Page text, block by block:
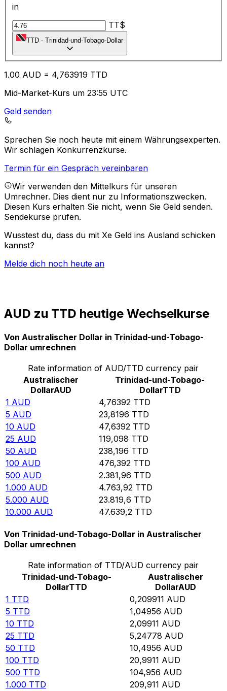
in
TT$
TTD - Trinidad-und-Tobago-Dollar
1.00 AUD = 4,763919 TTD
Mid-Market-Kurs um 23:55 UTC
Geld senden
Sprechen Sie noch heute mit einem Währungsexperten.
Wir schlagen Konkurrenzkurse.
Termin für ein Gespräch vereinbaren
Wir verwenden den Mittelkurs für unseren
Umrechner. Dies dient nur zu Informationszwecken.
Diesen Kurs erhalten Sie nicht, wenn Sie Geld senden.
Sendekurse prüfen.
Wusstest du, dass du mit Xe Geld ins Ausland schicken
kannst?
Melde dich noch heute an
AUD zu TTD heutige Wechselkurse
Von Australischer Dollar in Trinidad-und-Tobago-
Dollar umrechnen
Rate information of AUD/TTD currency pair
Australischer
DollarAUD
Trinidad-und-Tobago-
DollarTTD
1 AUD 4,76392 TTD
5 AUD 23,8196 TTD
10 AUD 47,6392 TTD
25 AUD 119,098 TTD
50 AUD 238,196 TTD
100 AUD 476,392 TTD
500 AUD 2.381,96 TTD
1.000 AUD 4.763,92 TTD
5.000 AUD 23.819,6 TTD
10.000 AUD 47.639,2 TTD
Von Trinidad-und-Tobago-Dollar in Australischer
Dollar umrechnen
Rate information of TTD/AUD currency pair
Trinidad-und-Tobago-
DollarTTD
Australischer
DollarAUD
1 TTD 0,209911 AUD
5 TTD 1,04956 AUD
10 TTD 2,09911 AUD
25 TTD 5,24778 AUD
50 TTD 10,4956 AUD
100 TTD 20,9911 AUD
500 TTD 104,956 AUD
1.000 TTD 209,911 AUD